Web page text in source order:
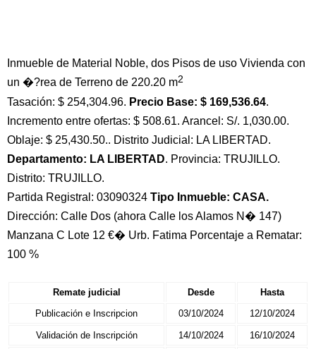
Inmueble de Material Noble, dos Pisos de uso Vivienda con
un �?rea de Terreno de 220.20 m2
Tasación: $ 254,304.96. Precio Base: $ 169,536.64.
Incremento entre ofertas: $ 508.61. Arancel: S/. 1,030.00.
Oblaje: $ 25,430.50.. Distrito Judicial: LA LIBERTAD.
Departamento: LA LIBERTAD. Provincia: TRUJILLO.
Distrito: TRUJILLO.
Partida Registral: 03090324 Tipo Inmueble: CASA.
Dirección: Calle Dos (ahora Calle los Alamos N� 147)
Manzana C Lote 12 €� Urb. Fatima Porcentaje a Rematar:
100 %
Remate judicial Desde
Hasta
Publicación e Inscripcion
03/10/2024 12/10/2024
Validación de Inscripción 14/10/2024 16/10/2024